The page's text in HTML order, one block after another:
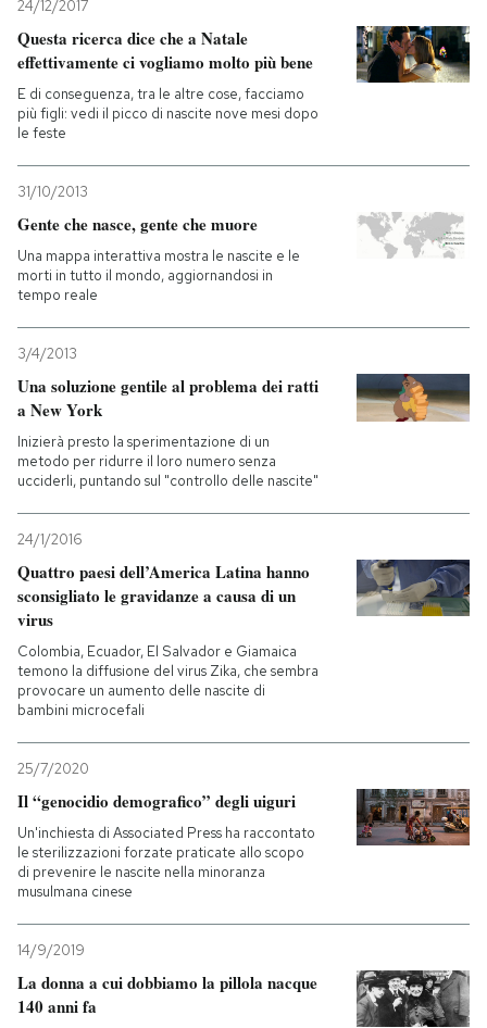
24/12/2017
Questa ricerca dice che a Natale
effettivamente ci vogliamo molto più bene
E di conseguenza, tra le altre cose, facciamo
più figli: vedi il picco di nascite nove mesi dopo
le feste
31/10/2013
Gente che nasce, gente che muore
Una mappa interattiva mostra le nascite e le
morti in tutto il mondo, aggiornandosi in
tempo reale
3/4/2013
Una soluzione gentile al problema dei ratti
a New York
Inizierà presto la sperimentazione di un
metodo per ridurre il loro numero senza
ucciderli, puntando sul "controllo delle nascite"
24/1/2016
Quattro paesi dell’America Latina hanno
sconsigliato le gravidanze a causa di un
virus
Colombia, Ecuador, El Salvador e Giamaica
temono la diffusione del virus Zika, che sembra
provocare un aumento delle nascite di
bambini microcefali
25/7/2020
Il “genocidio demografico” degli uiguri
Un'inchiesta di Associated Press ha raccontato
le sterilizzazioni forzate praticate allo scopo
di prevenire le nascite nella minoranza
musulmana cinese
14/9/2019
La donna a cui dobbiamo la pillola nacque
140 anni fa